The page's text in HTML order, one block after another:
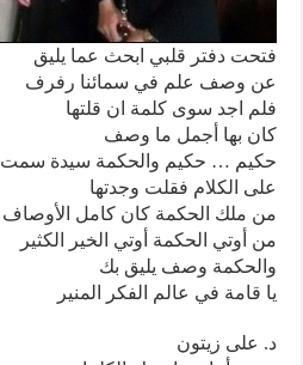
فتحت دفتر قلبي ابحث عما يليق
عن وصف علم في سمائنا رفرف
فلم اجد سوى كلمة ان قلتها
كان بها أجمل ما وصف
حكيم … حكيم والحكمة سيدة سمت
على الكلام فقلت وجدتها
من ملك الحكمة كان كامل الأوصاف
من أوتي الحكمة أوتي الخير الكثير
والحكمة وصف يليق بك
يا قامة في عالم الفكر المنير
د. على زيتون